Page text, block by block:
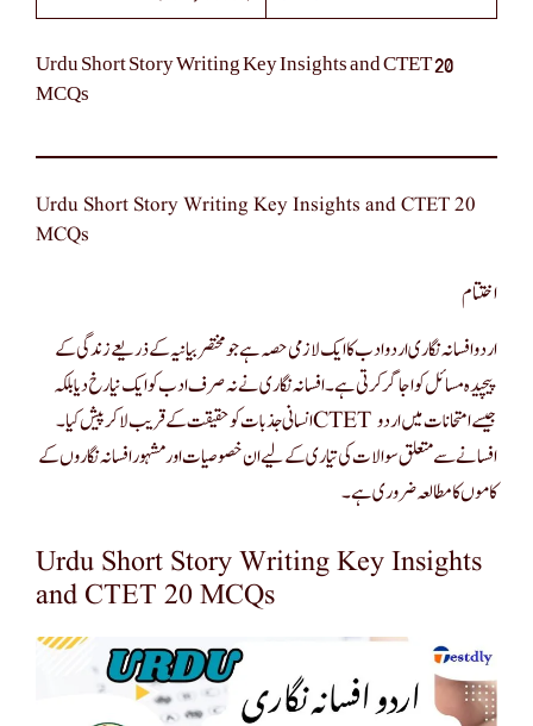
Urdu Short Story Writing Key Insights and CTET 20
MCQs
Urdu Short Story Writing Key Insights and CTET 20
MCQs
اختتام
اردو افسانہ نگاری اردو ادب کا ایک لازمی حصہ ہے جو مختصر بیانیہ کے ذریعے زندگی کے
پیچیدہ مسائل کو اجاگر کرتی ہے۔ افسانہ نگاری نے نہ صرف ادب کو ایک نیا رخ دیا بلکہ
انسانی جذبات کو حقیقت کے قریب لا کر پیش کیا۔ CTET جیسے امتحانات میں اردو
افسانے سے متعلق سوالات کی تیاری کے لیے ان خصوصیات اور مشہور افسانہ نگاروں کے
کاموں کا مطالعہ ضروری ہے۔
Urdu Short Story Writing Key Insights
and CTET 20 MCQs